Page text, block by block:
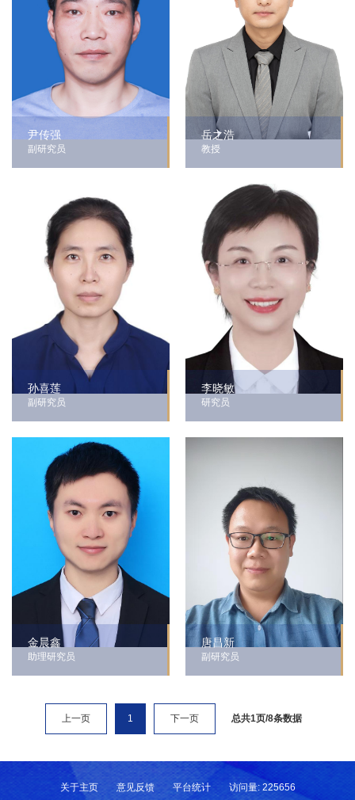
尹传强
副研究员
岳之浩
教授
孙喜莲
副研究员
李晓敏
研究员
金晨鑫
助理研究员
唐昌新
副研究员
上一页 1 下一页 总共1页/8条数据
关于主页 意见反馈 平台统计 访问量: 225656